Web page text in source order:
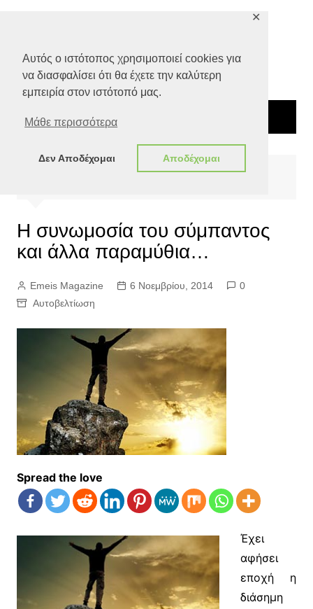
Αυτός ο ιστότοπος χρησιμοποιεί cookies για
να διασφαλίσει ότι θα έχετε την καλύτερη
εμπειρία στον ιστότοπό μας.
Μάθε περισσότερα
Δεν Αποδέχομαι Αποδέχομαι
✕
Αυτοβελτίωση
Η συνωμοσία του σύμπαντος
και άλλα παραμύθια…
Emeis Magazine 6 Νοεμβρίου, 2014
0
Αυτοβελτίωση
Spread the love
Έχει
αφήσει
εποχή η
διάσημη